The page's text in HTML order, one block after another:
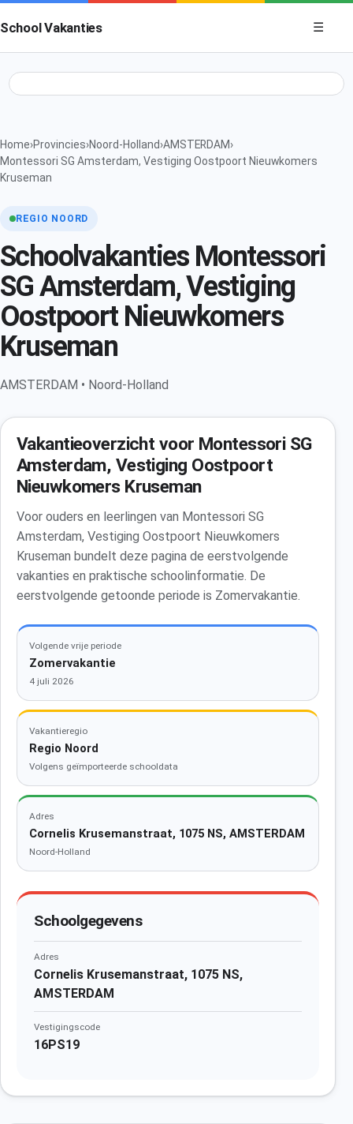
School Vakanties
Menu
☰
Home›Provincies›Noord-Holland›AMSTERDAM›
Montessori SG Amsterdam, Vestiging Oostpoort Nieuwkomers
Kruseman
REGIO NOORD
Schoolvakanties Montessori
SG Amsterdam, Vestiging
Oostpoort Nieuwkomers
Kruseman
AMSTERDAM • Noord-Holland
Vakantieoverzicht voor Montessori SG
Amsterdam, Vestiging Oostpoort
Nieuwkomers Kruseman
Voor ouders en leerlingen van Montessori SG
Amsterdam, Vestiging Oostpoort Nieuwkomers
Kruseman bundelt deze pagina de eerstvolgende
vakanties en praktische schoolinformatie. De
eerstvolgende getoonde periode is Zomervakantie.
Volgende vrije periode
Zomervakantie
4 juli 2026
Vakantieregio
Regio Noord
Volgens geïmporteerde schooldata
Adres
Cornelis Krusemanstraat, 1075 NS, AMSTERDAM
Noord-Holland
Schoolgegevens
Adres
Cornelis Krusemanstraat, 1075 NS,
AMSTERDAM
Vestigingscode
16PS19